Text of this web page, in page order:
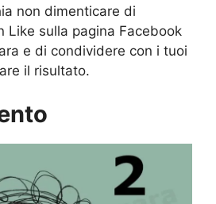
non dimenticare di
Like sulla pagina Facebook
e di condividere con i tuoi
il risultato.